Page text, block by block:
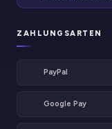
ZAHLUNGSARTEN
PayPal
Google Pay